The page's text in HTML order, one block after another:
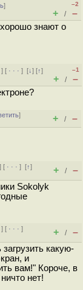
]
–2
+ / –
знают о
] [ · · ·][↓] [↑]
–1
+ / –
]
+ / –
] [ · · ·][↑]
+ / –
Sokolyk
] [ · · ·]
+ / –
какую-
и
вам!" Короче, в
нет!